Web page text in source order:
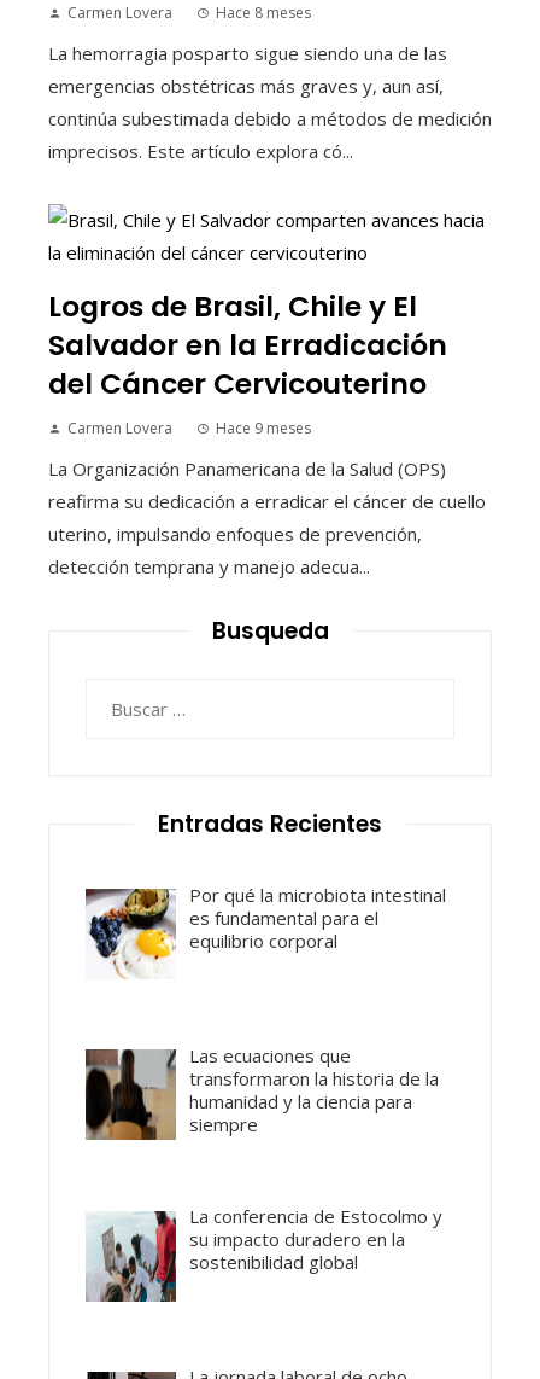
Carmen Lovera Hace 8 meses
La hemorragia posparto sigue siendo una de las
emergencias obstétricas más graves y, aun así,
continúa subestimada debido a métodos de medición
imprecisos. Este artículo explora có...
Logros de Brasil, Chile y El
Salvador en la Erradicación
del Cáncer Cervicouterino
Carmen Lovera Hace 9 meses
La Organización Panamericana de la Salud (OPS)
reafirma su dedicación a erradicar el cáncer de cuello
uterino, impulsando enfoques de prevención,
detección temprana y manejo adecua...
Busqueda
Entradas Recientes
Por qué la microbiota intestinal
es fundamental para el
equilibrio corporal
Las ecuaciones que
transformaron la historia de la
humanidad y la ciencia para
siempre
La conferencia de Estocolmo y
su impacto duradero en la
sostenibilidad global